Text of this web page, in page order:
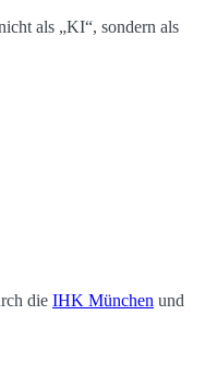
als „KI“, sondern als
die IHK München und